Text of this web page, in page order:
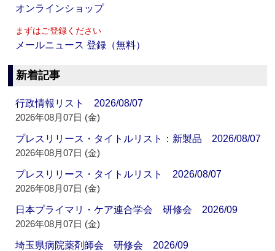
オンラインショップ
まずはご登録ください
メールニュース 登録（無料）
新着記事
行政情報リスト 2026/08/07
2026年08月07日 (金)
プレスリリース・タイトルリスト：新製品 2026/08/07
2026年08月07日 (金)
プレスリリース・タイトルリスト 2026/08/07
2026年08月07日 (金)
日本プライマリ・ケア連合学会 研修会 2026/09
2026年08月07日 (金)
埼玉県病院薬剤師会 研修会 2026/09